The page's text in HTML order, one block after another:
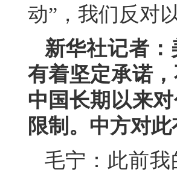
动”，我们反对
新华社记者
有着坚定承诺
中国长期以来
限制。中方对
毛宁：此前